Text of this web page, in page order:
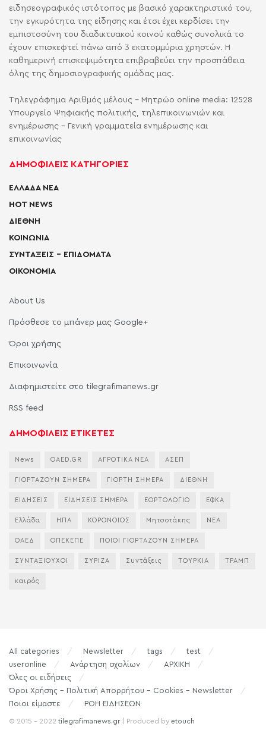
ειδησεογραφικός ιστότοπος με βασικό χαρακτηριστικό του,
την εγκυρότητα της είδησης και έτσι έχει κερδίσει την
εμπιστοσύνη του διαδικτυακού κοινού καθώς συνολικά το
έχουν επισκεφτεί πάνω από 3 εκατομμύρια χρηστών. Η
καθημερινή επισκεψιμότητα επιβραβεύει την προσπάθεια
όλης της δημοσιογραφικής ομάδας μας.
Τηλεγράφημα Αριθμός μέλους - Μητρώο online media: 12528
Υπουργείο Ψηφιακής πολιτικής, τηλεπικοινωνιών και
ενημέρωσης - Γενική γραμματεία ενημέρωσης και
επικοινωνίας
ΔΗΜΟΦΙΛΕΙΣ ΚΑΤΗΓΟΡΙΕΣ
ΕΛΛΑΔΑ ΝΕΑ
HOT NEWS
ΔΙΕΘΝΗ
ΚΟΙΝΩΝΙΑ
ΣΥΝΤΑΞΕΙΣ – ΕΠΙΔΟΜΑΤΑ
ΟΙΚΟΝΟΜΙΑ
About Us
Πρόσθεσε το μπάνερ μας Google+
Όροι χρήσης
Επικοινωνία
Διαφημιστείτε στο tilegrafimanews.gr
RSS feed
ΔΗΜΟΦΙΛΕΙΣ ΕΤΙΚΕΤΕΣ
News OAED.GR ΑΓΡΟΤΙΚΑ ΝΕΑ ΑΣΕΠ
ΓΙΟΡΤΑΖΟΥΝ ΣΗΜΕΡΑ ΓΙΟΡΤΗ ΣΗΜΕΡΑ ΔΙΕΘΝΗ
ΕΙΔΗΣΕΙΣ ΕΙΔΗΣΕΙΣ ΣΗΜΕΡΑ ΕΟΡΤΟΛΟΓΙΟ ΕΦΚΑ
Ελλάδα ΗΠΑ ΚΟΡΟΝΟΙΟΣ Μητσοτάκης ΝΕΑ
ΟΑΕΔ ΟΠΕΚΕΠΕ ΠΟΙΟΙ ΓΙΟΡΤΑΖΟΥΝ ΣΗΜΕΡΑ
ΣΥΝΤΑΞΙΟΥΧΟΙ ΣΥΡΙΖΑ Συντάξεις ΤΟΥΡΚΙΑ ΤΡΑΜΠ
καιρός
All categories Newsletter tags
test
useronline
Ανάρτηση σχολίων
ΑΡΧΙΚΗ
Όλες οι ειδήσεις
Όροι Χρήσης – Πολιτική Απορρήτου – Cookies – Newsletter
Ποιοι είμαστε
ΡΟΗ ΕΙΔΗΣΕΩΝ
© 2015 - 2022 tilegrafimanews.gr| Produced by etouch